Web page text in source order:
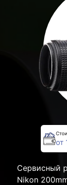
от
Сервисный
Nikon